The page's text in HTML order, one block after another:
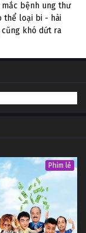
bệnh ung thư
thể loại bi - hài
khó dứt ra
Phim lẻ